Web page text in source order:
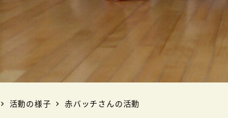
活動の様子 赤バッチさんの活動